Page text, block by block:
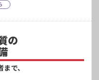
の
で、